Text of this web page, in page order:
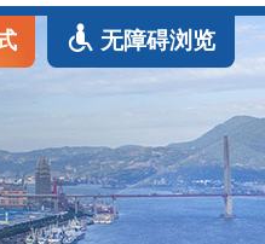
无障碍浏览